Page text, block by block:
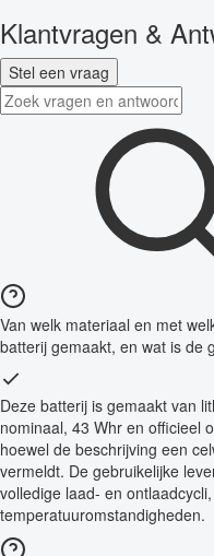
Klantvragen &
Stel een vraag
Van welk materiaal en met
batterij gemaakt, en wat is de
Deze batterij is gemaakt van
nominaal, 43 Whr en officieel
hoewel de beschrijving een
vermeldt. De gebruikelijke
volledige laad- en
temperatuuromstandigheden.